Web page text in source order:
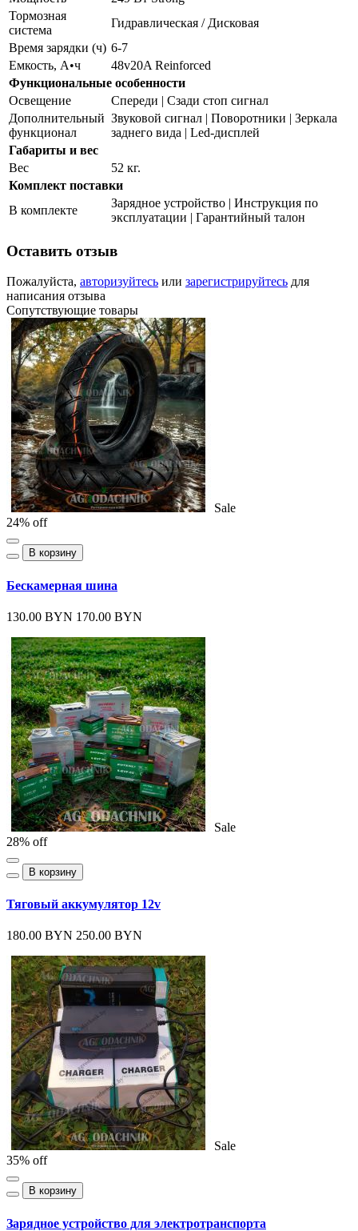
Тормозная
система
Гидравлическая / Дисковая
Время зарядки (ч) 6-7
Емкость, А•ч
48v20A Reinforced
Функциональные особенности
Освещение
Спереди | Сзади стоп сигнал
Дополнительный
функционал
Звуковой сигнал | Поворотники | Зеркала
заднего вида | Led-дисплей
Габариты и вес
Вес
52 кг.
Комплект поставки
В комплекте
Зарядное устройство | Инструкция по
эксплуатации | Гарантийный талон
Оставить отзыв
Пожалуйста, авторизуйтесь или зарегистрируйтесь для
написания отзыва
Сопутствующие товары
Sale
24% off
В корзину
Бескамерная шина
130.00 BYN 170.00 BYN
Sale
28% off
В корзину
Тяговый аккумулятор 12v
180.00 BYN 250.00 BYN
Sale
35% off
В корзину
Зарядное устройство для электротранспорта